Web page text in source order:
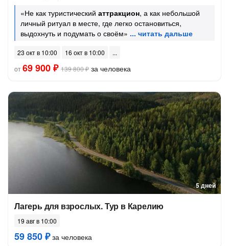
«Не как туристический аттракцион, а как небольшой
личный ритуал в месте, где легко остановиться,
выдохнуть и подумать о своём»
23 окт в 10:00
16 окт в 10:00
от69 900 ₽ 139 800 ₽ за человека
5 дней
Лагерь для взрослых. Тур в Карелию
19 авг в 10:00
59 850 ₽за человека